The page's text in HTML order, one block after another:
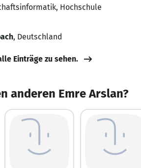
Hochschule
, Deutschland
Einträge zu sehen.
anderen Emre Arslan?